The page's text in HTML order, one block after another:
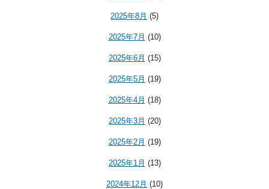
2025年8月 (5)
2025年7月 (10)
2025年6月 (15)
2025年5月 (19)
2025年4月 (18)
2025年3月 (20)
2025年2月 (19)
2025年1月 (13)
2024年12月 (10)